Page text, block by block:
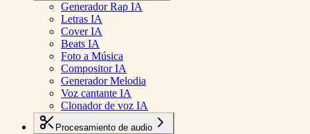
Generador Rap IA
Letras IA
Cover IA
Beats IA
Foto a Música
Compositor IA
Generador Melodia
Voz cantante IA
Clonador de voz IA
Procesamiento de audio